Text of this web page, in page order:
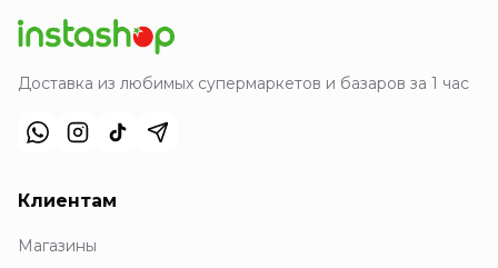
Доставка из любимых супермаркетов и базаров за 1 час
Клиентам
Магазины